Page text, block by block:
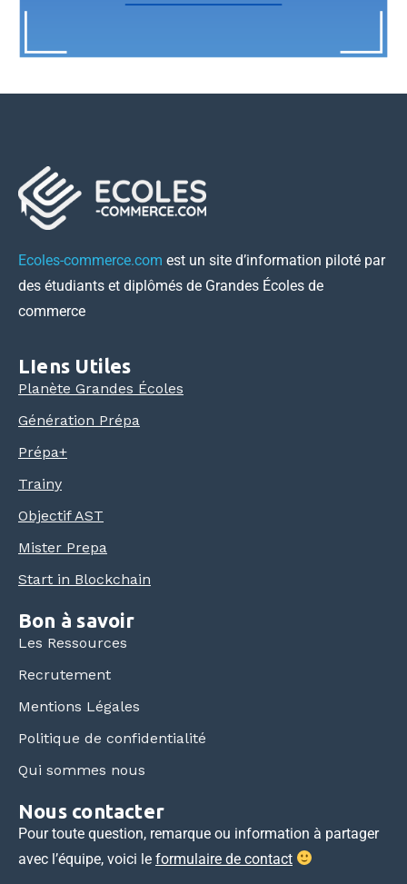
Ecoles-commerce.com est un site d’information piloté par
des étudiants et diplômés de Grandes Écoles de
commerce
LIens Utiles
Planète Grandes Écoles
Génération Prépa
Prépa+
Trainy
Objectif AST
Mister Prepa
Start in Blockchain
Bon à savoir
Les Ressources
Recrutement
Mentions Légales
Politique de confidentialité
Qui sommes nous
Nous contacter
Pour toute question, remarque ou information à partager
avec l’équipe, voici le formulaire de contact